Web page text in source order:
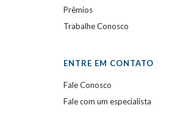
Prêmios
Trabalhe Conosco
ENTRE EM CONTATO
Fale Conosco
Fale com um especialista